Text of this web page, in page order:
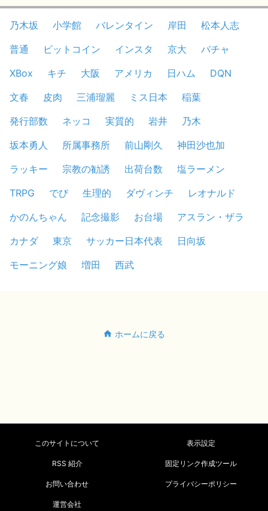
乃木坂 小学館 バレンタイン 岸田
松本人志
普通
ビットコイン インスタ 京大
バチャ
XBox
キチ 大阪 アメリカ 日ハム
DQN
文春
皮肉 三浦瑠麗 ミス日本
稲葉
発行部数
ネッコ 実質的 岩井
乃木
坂本勇人
所属事務所 前山剛久
神田沙也加
ラッキー
宗教の勧誘 出荷台数
塩ラーメン
TRPG
でび 生理的 ダヴィンチ
レオナルド
かのんちゃん
記念撮影 お台場
アスラン・ザラ
カナダ
東京 サッカー日本代表
日向坂
モーニング娘
増田 西武
ホームに戻る
このサイトについて 表示設定
RSS 紹介 固定リンク作成ツール
お問い合わせ プライバシーポリシー
運営会社